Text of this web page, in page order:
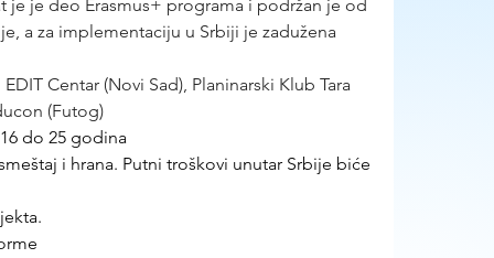
je je deo Erasmus+ programa i podržan je od
a za implementaciju u Srbiji je zadužena
Centar (Novi Sad), Planinarski Klub Tara
(Futog)
do 25 godina
i hrana. Putni troškovi unutar Srbije biće